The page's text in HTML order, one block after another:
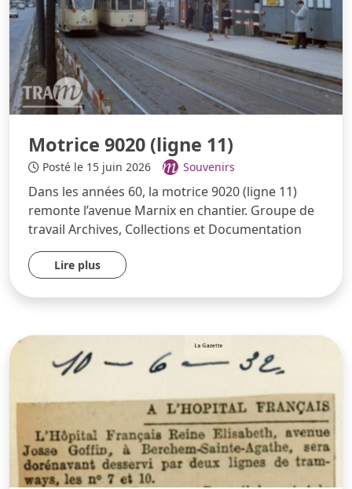
Motrice 9020 (ligne 11)
Posté le 15 juin 2026 Souvenirs
Dans les années 60, la motrice 9020 (ligne 11)
remonte l’avenue Marnix en chantier. Groupe de
travail Archives, Collections et Documentation
Lire plus